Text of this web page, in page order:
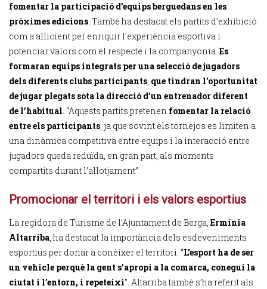
fomentar la participació d’equips berguedans en les
pròximes edicions. També ha destacat els partits d’exhibició
com a al·licient per enriquir l’experiència esportiva i
potenciar valors com el respecte i la companyonia. Es
formaran equips integrats per una selecció de jugadors
dels diferents clubs participants, que tindran l’oportunitat
de jugar plegats sota la direcció d’un entrenador diferent
de l’habitual. “Aquests partits pretenen fomentar la relació
entre els participants, ja que sovint els tornejos es limiten a
una dinàmica competitiva entre equips i la interacció entre
jugadors queda reduïda, en gran part, als moments
compartits durant l’allotjament”.
Promocionar el territori i els valors esportius
La regidora de Turisme de l’Ajuntament de Berga, Ermínia
Altarriba, ha destacat la importància dels esdeveniments
esportius per donar a conèixer el territori. “L’esport ha de ser
un vehicle perquè la gent s’apropi a la comarca, conegui la
ciutat i l’entorn, i repeteixi”. Altarriba també s’ha referit als